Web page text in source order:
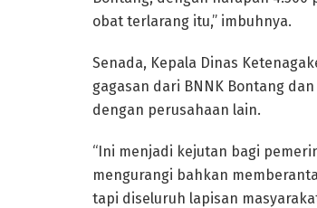
obat terlarang itu,” imbuhnya.
Senada, Kepala Dinas
gagasan dari BNNK Bontang
dengan perusahaan lain.
“Ini menjadi kejutan bagi
mengurangi bahkan
tapi diseluruh lapisan